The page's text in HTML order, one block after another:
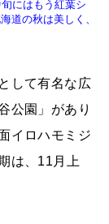
にはもう紅葉シ
道の秋は美しく、
して有名な広
公園」があり
イロハモミジ
は、11月上